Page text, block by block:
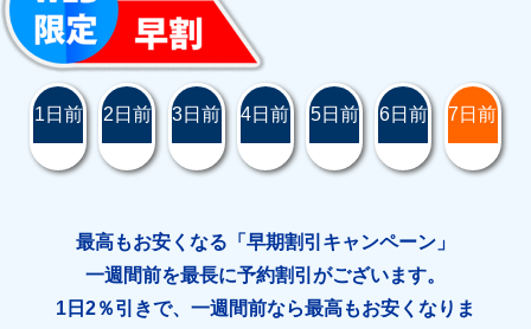
1日前 2日前 3日前 4日前 5日前 6日前 7日前
最高もお安くなる「早期割引キャンペーン」
一週間前を最長に予約割引がございます。
1日2％引きで、一週間前なら最高もお安くなりま